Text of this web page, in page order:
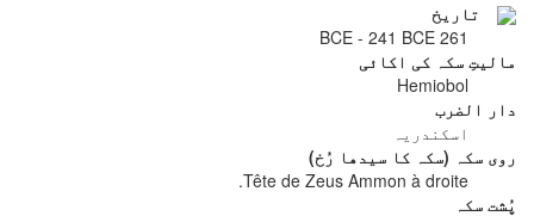
تاریخ
261 BCE - 241 BCE
مالیتِ سکہ کی اکائی
Hemiobol
دار الضرب
اسکندریہ
روی سکہ (سکہ کا سیدھا رُخ)
Tête de Zeus Ammon à droite.
پُشت سکہ